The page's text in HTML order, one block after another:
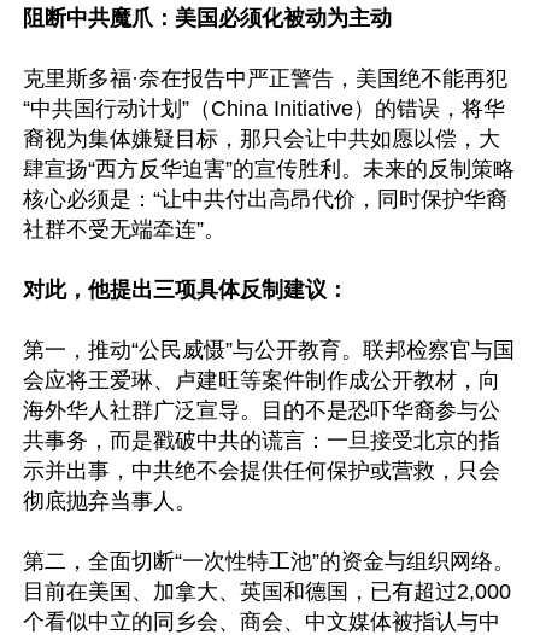
阻断中共魔爪：美国必须化被动为主动
克里斯多福·奈在报告中严正警告，美国绝不能再犯
“中共国行动计划”（China Initiative）的错误，将华
裔视为集体嫌疑目标，那只会让中共如愿以偿，大
肆宣扬“西方反华迫害”的宣传胜利。未来的反制策略
核心必须是：“让中共付出高昂代价，同时保护华裔
社群不受无端牵连”。
对此，他提出三项具体反制建议：
第一，推动“公民威慑”与公开教育。联邦检察官与国
会应将王爱琳、卢建旺等案件制作成公开教材，向
海外华人社群广泛宣导。目的不是恐吓华裔参与公
共事务，而是戳破中共的谎言：一旦接受北京的指
示并出事，中共绝不会提供任何保护或营救，只会
彻底抛弃当事人。
第二，全面切断“一次性特工池”的资金与组织网络。
目前在美国、加拿大、英国和德国，已有超过2,000
个看似中立的同乡会、商会、中文媒体被指认与中